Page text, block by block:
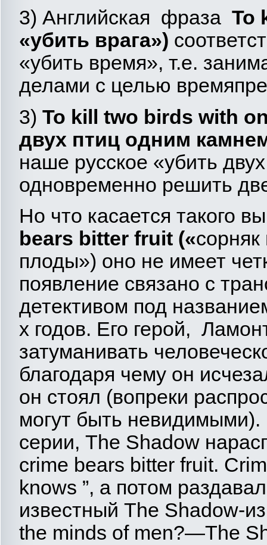
3) Английская фраза To
«убить врага»)
«убить время», т.е.
делами с целью
3) To kill two birds with
двух птиц одним
наше русское «убить
одновременно решить
Но что касается такого
bears bitter fruit(«сорняк
плоды») оно не имеет
появление связано с
детективом под
х годов. Его герой,
затуманивать
благодаря чему он
он стоял (вопреки
могут быть
серии, The Shadow
crime bears bitter fruit.
knows ”, а потом
известный The Shadow-
the minds of men?—The